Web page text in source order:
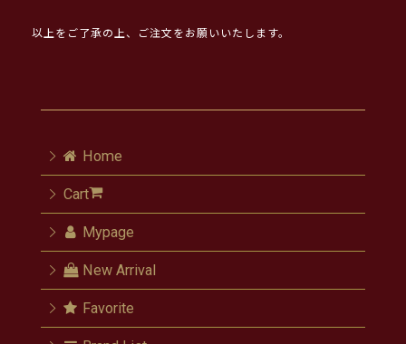
以上をご了承の上、ご注文をお願いいたします。
Home
Cart
Mypage
New Arrival
Favorite